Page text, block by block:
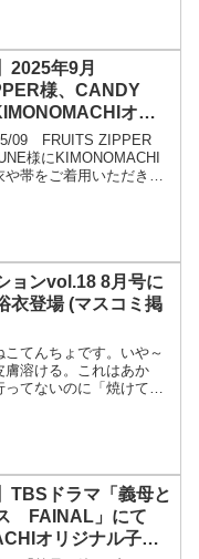
2025年9月
様、CANDY
オリ
帯をご着用いただき
09 FRUITS ZIPPER
様にKIMONOMACHI
帯をご着用いただきま
ョンvol.18 8月号に
(マスコミ掲
こてんちょです。いや～
膚溶ける。これはあか
てないのに「焼けてま
TBSドラマ「義母と
FAINAL」にて
オリジナル子供